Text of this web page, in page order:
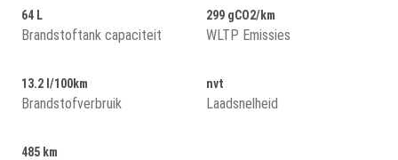
64 L
Brandstoftank capaciteit
299 gCO2/km
WLTP Emissies
13.2 l/100km
Brandstofverbruik
nvt
Laadsnelheid
485 km